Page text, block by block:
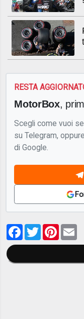
RESTA
MotorBox,
Scegli come vuoi
su Telegram,
di Google.
Facebook
Twitter